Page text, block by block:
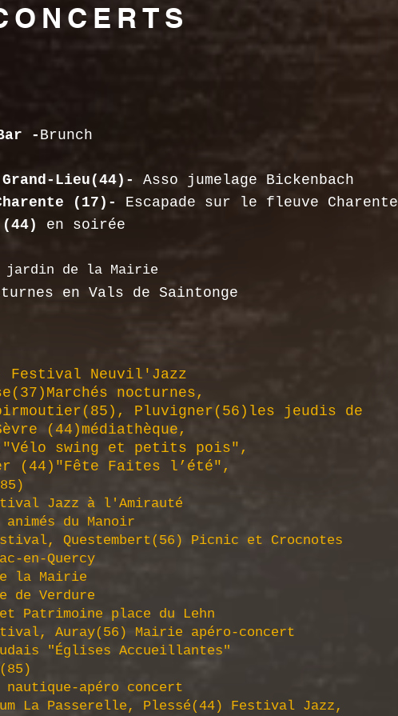
- Brunch
Lieu(44)- Asso
jumelage Bickenbach
(17)- Escapade sur le fleuve Charente
(44) en soirée
jardin de la Mairie
en Vals de Saintonge
Festival Neuvil'Jazz
Marchés nocturnes,
Pluvigner(56)les jeudis de
(44) médiathèque,
"Vélo swing et petits pois",
(44)"Fête Faites l’été",
Jazz à l'Amirauté
animés du Manoir
Questembert(56) Picnic et Crocnotes
en-Quercy
la Mairie
de Verdure
Patrimoine place du Lehn
Auray(56) Mairie apéro-concert
"Églises Accueillantes"
nautique-apéro concert
La Passerelle, Plessé(44) Festival Jazz,